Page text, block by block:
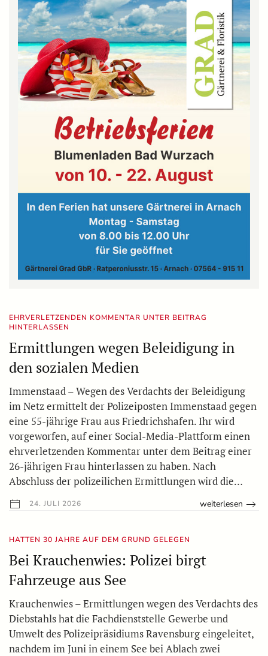
EHRVERLETZENDEN KOMMENTAR UNTER BEITRAG
HINTERLASSEN
Ermittlungen wegen Beleidigung in
den sozialen Medien
Immenstaad – Wegen des Verdachts der Beleidigung
im Netz ermittelt der Polizeiposten Immenstaad gegen
eine 55-jährige Frau aus Friedrichshafen. Ihr wird
vorgeworfen, auf einer Social-Media-Plattform einen
ehrverletzenden Kommentar unter dem Beitrag einer
26-jährigen Frau hinterlassen zu haben. Nach
Abschluss der polizeilichen Ermittlungen wird die…
24. JULI 2026 weiterlesen
HATTEN 30 JAHRE AUF DEM GRUND GELEGEN
Bei Krauchenwies: Polizei birgt
Fahrzeuge aus See
Krauchenwies – Ermittlungen wegen des Verdachts des
Diebstahls hat die Fachdienststelle Gewerbe und
Umwelt des Polizeipräsidiums Ravensburg eingeleitet,
nachdem im Juni in einem See bei Ablach zwei